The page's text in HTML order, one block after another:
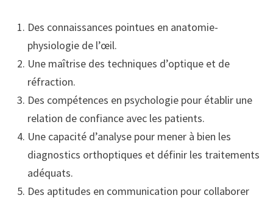
Des connaissances pointues en anatomie-
physiologie de l’œil.
Une maîtrise des techniques d’optique et de
réfraction.
Des compétences en psychologie pour établir une
relation de confiance avec les patients.
Une capacité d’analyse pour mener à bien les
diagnostics orthoptiques et définir les traitements
adéquats.
Des aptitudes en communication pour collaborer